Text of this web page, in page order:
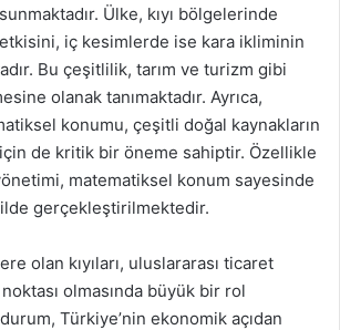
Ülke, kıyı bölgelerinde
iç kesimlerde ise kara ikliminin
Bu çeşitlilik, tarım ve turizm gibi
olanak tanımaktadır. Ayrıca,
konumu, çeşitli doğal kaynakların
de kritik bir öneme sahiptir. Özellikle
matematiksel konum sayesinde
gerçekleştirilmektedir.
olan kıyıları, uluslararası ticaret
olmasında büyük bir rol
Türkiye’nin ekonomik açıdan